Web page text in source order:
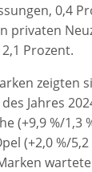
0,4
privaten
Prozent.
zeigten
Jahres
(+9,9 %/1,3
(+2,0 %/5,2